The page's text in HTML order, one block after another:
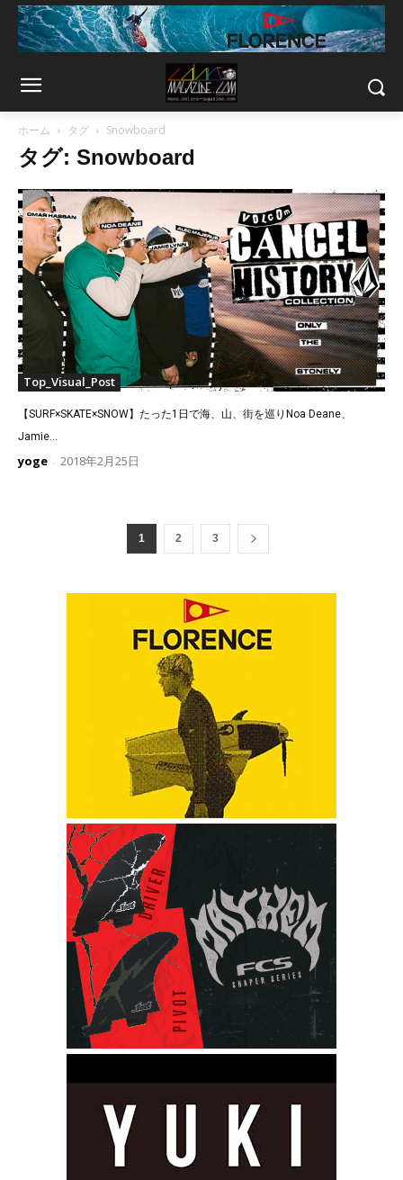
ホーム タグ Snowboard
タグ: Snowboard
Top_Visual_Post
【SURF×SKATE×SNOW】たった1日で海、山、街を巡りNoa Deane、
Jamie...
yoge - 2018年2月25日
1 2 3